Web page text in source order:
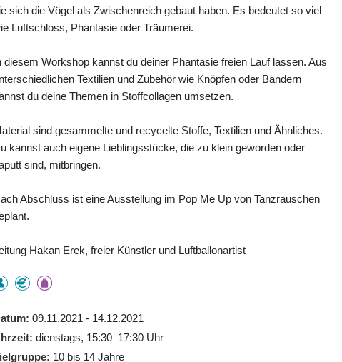
sich die Vögel als Zwischenreich gebaut haben. Es bedeutet so viel
Luftschloss, Phantasie oder Träumerei.
diesem Workshop kannst du deiner Phantasie freien Lauf lassen. Aus
Textilien und Zubehör wie Knöpfen oder Bändern
du deine Themen in Stoffcollagen umsetzen.
sind gesammelte und recycelte Stoffe, Textilien und Ähnliches.
kannst auch eigene Lieblingsstücke, die zu klein geworden oder
sind, mitbringen.
Abschluss ist eine Ausstellung im Pop Me Up von Tanzrauschen
Hakan Erek, freier Künstler und Luftballonartist
09.11.2021 - 14.12.2021
dienstags, 15:30–17:30 Uhr
10 bis 14 Jahre